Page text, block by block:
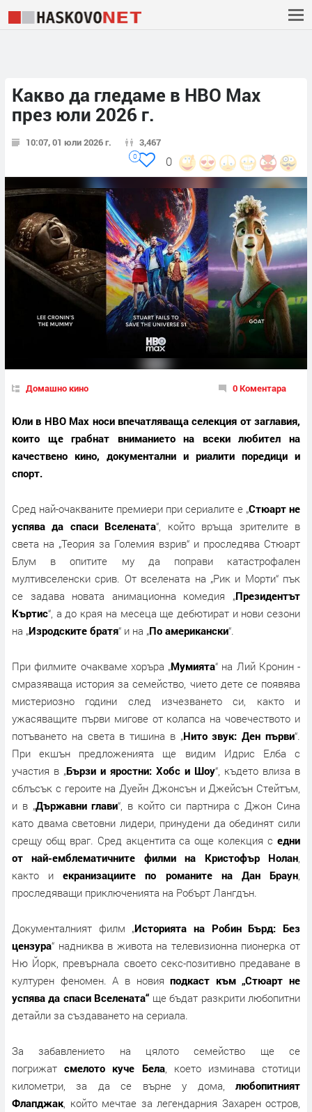
Какво да гледаме в HBO Max
през юли 2026 г.
10:07, 01 юли 2026 г. 3,467
0
0
Домашно кино 0 Коментара
Юли в HBO Max носи впечатляваща селекция от заглавия,
които ще грабнат вниманието на всеки любител на
качествено кино, документални и риалити поредици и
спорт.
Сред най-очакваните премиери при сериалите е „Стюарт не
успява да спаси Вселената“, който връща зрителите в
света на „Теория за Големия взрив“ и проследява Стюарт
Блум в опитите му да поправи катастрофален
мултивселенски срив. От вселената на „Рик и Морти“ пък
се задава новата анимационна комедия „Президентът
Къртис“, а до края на месеца ще дебютират и нови сезони
на „Изродските братя“ и на „По американски“.
При филмите очакваме хоръра „Мумията“ на Лий Кронин -
смразяваща история за семейство, чието дете се появява
мистериозно години след изчезването си, както и
ужасяващите първи мигове от колапса на човечеството и
потъването на света в тишина в „Нито звук: Ден първи“.
При екшън предложенията ще видим Идрис Елба с
участия в „Бързи и яростни: Хобс и Шоу“, където влиза в
сблъсък с героите на Дуейн Джонсън и Джейсън Стейтъм,
и в „Държавни глави“, в който си партнира с Джон Сина
като двама световни лидери, принудени да обединят сили
срещу общ враг. Сред акцентита са още колекция с едни
от най-емблематичните филми на Кристофър Нолан
както и
екранизациите по романите на Дан Браун
проследяващи приключенията на Робърт Лангдън.
Документалният филм „Историята на Робин Бърд: Без
цензура“ надниква в живота на телевизионна пионерка от
Ню Йорк, превърнала своето секс-позитивно предаване в
културен феномен. А в новия подкаст към „Стюарт не
успява да спаси Вселената“ ще бъдат разкрити любопитни
детайли за създаването на сериала.
За забавлението на цялото семейство ще се
погрижат смелото куче Бела, което изминава стотици
километри, за да се върне у дома,
любопитният
Флапджак , който мечтае за легендарния Захарен остров,